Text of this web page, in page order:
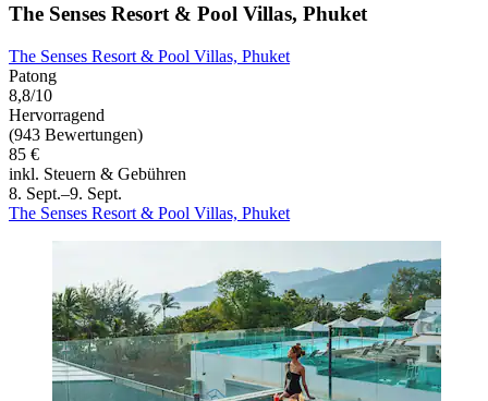
The Senses Resort & Pool Villas, Phuket
The Senses Resort & Pool Villas, Phuket
Patong
8,8/10
Hervorragend
(943 Bewertungen)
85 €
inkl. Steuern & Gebühren
8. Sept.–9. Sept.
The Senses Resort & Pool Villas, Phuket